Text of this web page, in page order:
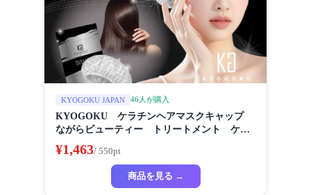
KYOGOKU JAPAN 46人が購入
KYOGOKU ケラチンヘアマスクキャップ
ながらビューティー トリートメント ケラ
¥1,463/ 550pt
商品を見る →